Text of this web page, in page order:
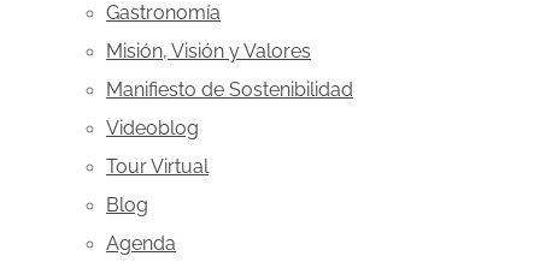
Gastronomía
Misión, Visión y Valores
Manifiesto de Sostenibilidad
Videoblog
Tour Virtual
Blog
Agenda